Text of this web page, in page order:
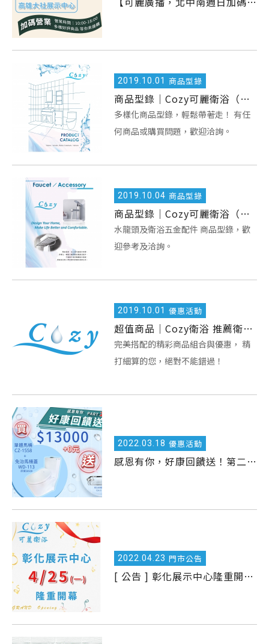
2019. 10.01 商品型錄
商品型錄｜Cozy可麗衛浴（馬桶/臉盆浴櫃/鏡櫃）
多樣化商品型錄，輕鬆帶著走！ 有任
何商品或購買問題，歡迎洽詢。
2019. 10.04 商品型錄
商品型錄｜Cozy可麗衛浴（水龍頭/衛浴配件）
水龍頭及衛浴五金配件 商品型錄，歡
迎參考及洽詢。
2019. 10.01 優惠活動
超值商品｜Cozy衛浴 推薦衛浴套組... 熱銷搶購中！
完美搭配的精彩商品組合與優惠， 精
打細算的您，絕對不能錯過！
2022. 03.18 優惠活動
感恩有你，好康回饋送！第二彈！
2022. 04.23 門市公告
[ 公告 ] 彰化展示中心隆重開幕！